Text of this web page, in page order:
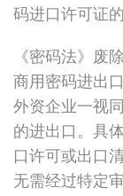
码进口许可证
《密码法》废
商用密码进出
外资企业一视
的进出口。具
口许可或出口
无需经过特定